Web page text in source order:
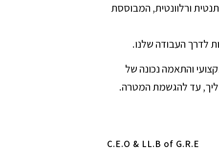
ורלוונטית, המבוססת
לדרך העבודה שלנו.
והתאמה נכונה של
עד להגשמת המטרה.
C.E.O & LL.B of G.R.E